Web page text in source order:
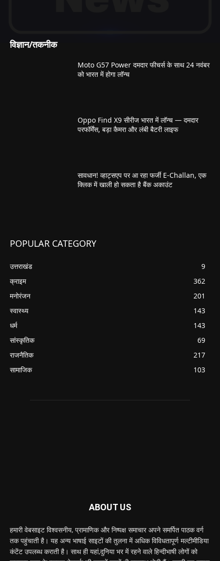
विज्ञान/तकनीक
Moto G57 Power दमदार फीचर्स के साथ 24 नवंबर
को भारत में होगा लॉन्च
Oppo Find X9 सीरीज भारत में लॉन्च — दमदार
परफॉर्मेंस, बड़ा कैमरा और लंबी बैटरी लाइफ
सावधान! व्हाट्सएप पर आ रहा फर्जी E-Challan, एक
क्लिक में खाली हो सकता है बैंक अकाउंट
POPULAR CATEGORY
उत्तराखंड
9
क्राइम
362
मनोरंजन
201
स्वास्थ्य
143
धर्म
143
सांस्कृतिक
69
राजनैतिक
217
सामाजिक
103
ABOUT US
हमारी वेबसाइट विश्वसनीय, प्रामाणिक और निष्पक्ष समाचार अपने समर्पित पाठक वर्ग
तक पहुंचाती है। यह अन्य भाषाई साइटों की तुलना में अधिक विविधतापूर्ण मल्टीमीडिया
कंटेंट उपलब्ध कराती है। साथ ही यहां,दुनिया भर में रहने वाले हिन्दीभाषी लोगों को